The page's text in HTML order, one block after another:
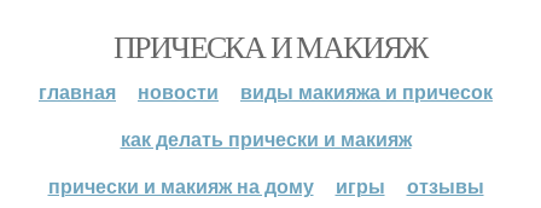
ПРИЧЕСКА И МАКИЯЖ
главная новости
виды макияжа и причесок
как делать прически и макияж
прически и макияж на дому
игры отзывы